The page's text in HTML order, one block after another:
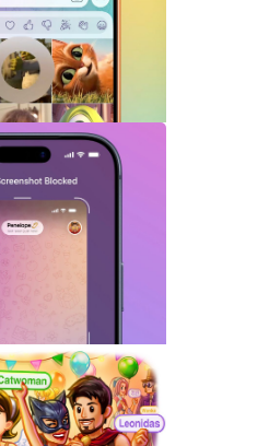
级
功能上线：动态图也能
内容
分享功能详解：增强聊